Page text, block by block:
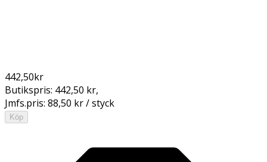
442,50kr
Butikspris: 442,50 kr,
Jmfs.pris: 88,50 kr / styck
Köp